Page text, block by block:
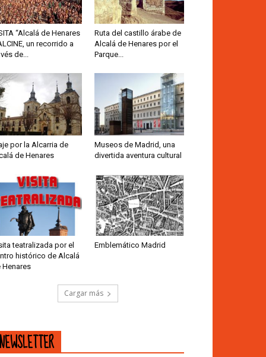
“Alcalá de Henares
un recorrido a
de...
Ruta del castillo árabe de
Alcalá de Henares por el
Parque...
por la Alcarria de
de Henares
Museos de Madrid, una
divertida aventura cultural
teatralizada por el
histórico de Alcalá
Henares
Emblemático Madrid
Cargar más